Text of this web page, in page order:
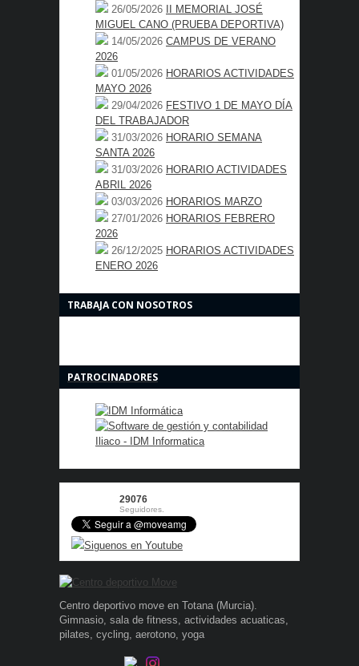
26/05/2026
II MEMORIAL JOSÉ
MIGUEL CANO (PRUEBA DEPORTIVA)
14/05/2026 CAMPUS DE VERANO
2026
01/05/2026 HORARIOS ACTIVIDADES
MAYO 2026
29/04/2026 FESTIVO 1 DE MAYO DÍA
DEL TRABAJADOR
31/03/2026 HORARIO SEMANA
SANTA 2026
31/03/2026 HORARIO ACTIVIDADES
ABRIL 2026
03/03/2026 HORARIOS MARZO
27/01/2026 HORARIOS FEBRERO
2026
26/12/2025 HORARIOS ACTIVIDADES
ENERO 2026
TRABAJA CON NOSOTROS
PATROCINADORES
29076
Seguidores.
Siguenos en Youtube
Centro deportivo move en Totana (Murcia).
Gimnasio, sala de fitness, actividades acuaticas,
pilates, cycling, aerotono, yoga